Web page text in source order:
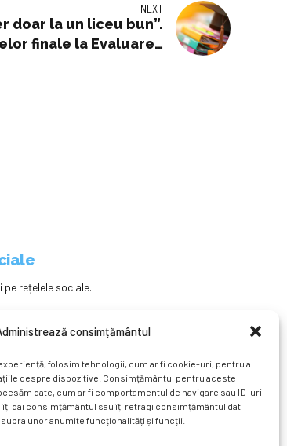
consimțământul
folosim tehnologii, cum ar fi cookie-uri, pentru a
despre dispozitive. Consimțământul pentru aceste
date, cum ar fi comportamentul de navigare sau ID-uri
îți dai consimțământul sau îți retragi consimțământul dat
unor anumite funcționalități și funcții.
NEXT
doar la un liceu bun”.
finale la Evaluarea
pe rețelele sociale.